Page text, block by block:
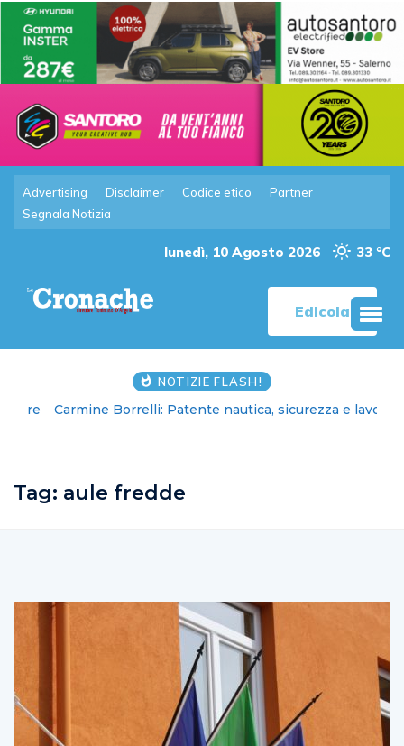
Advertising Disclaimer Codice etico
Partner
Segnala Notizia
lunedì, 10 Agosto 2026 33 °C
Edicola
NOTIZIE FLASH!
Carmine Borrelli: Patente nautica, sicurezza e lavoro